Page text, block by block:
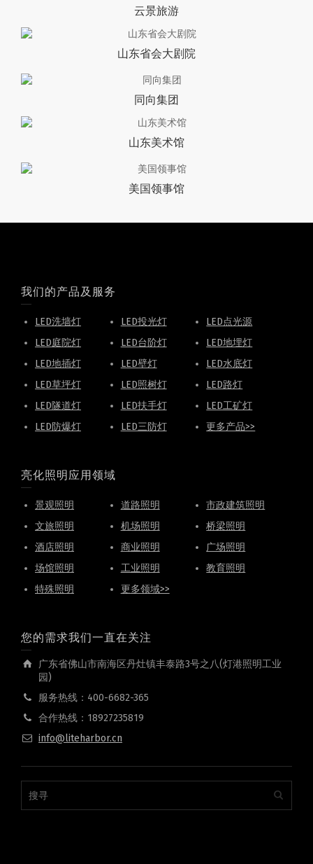
云景旅游
山东省会大剧院
同向集团
山东美术馆
美国领事馆
我们的产品及服务
LED洗墙灯 LED投光灯
LED点光源
LED庭院灯
LED台阶灯
LED地埋灯
LED地插灯
LED壁灯
LED水底灯
LED草坪灯
LED照树灯
LED路灯
LED隧道灯
LED扶手灯
LED工矿灯
LED防爆灯
LED三防灯 更多产品>>
亮化照明应用领域
景观照明 道路照明
市政建筑照明
文旅照明
机场照明
桥梁照明
酒店照明
商业照明
广场照明
场馆照明
工业照明
教育照明
特殊照明
更多领域>>
您的需求我们一直在关注
广东省佛山市南海区丹灶镇丰泰路3号之八(灯港照明工业
园)
服务热线：400-6682-365
合作热线：18927235819
info@liteharbor.cn